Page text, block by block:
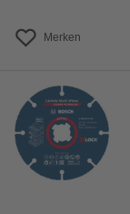
Merken